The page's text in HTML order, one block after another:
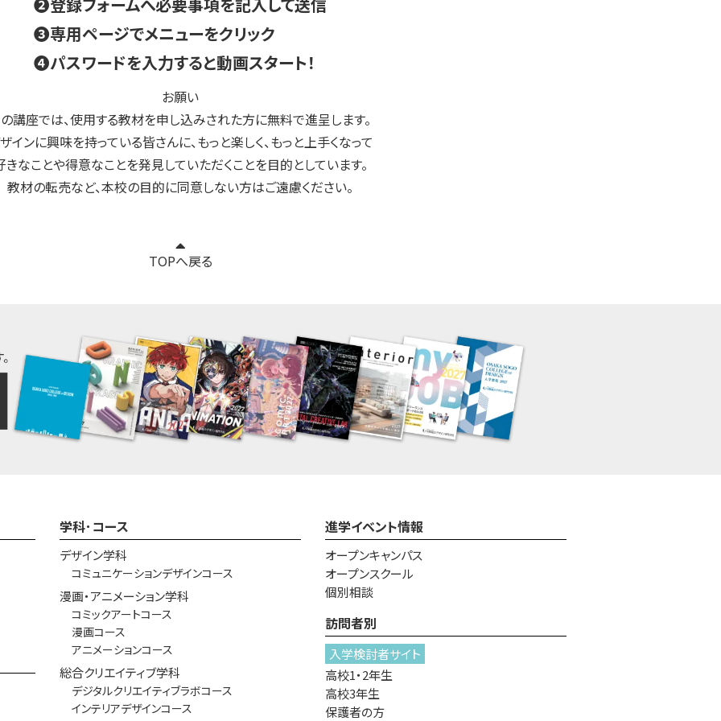
❸専用ページでメニューをクリック
❹パスワードを入力すると動画スタート！
お願い
講座では、使用する教材を申し込みされた方に無料で進呈します。
インに興味を持っている皆さんに、もっと楽しく、もっと上手くなって
きなことや得意なことを発見していただくことを目的としています。
教材の転売など、本校の目的に同意しない方はご遠慮ください。
TOPへ戻る
学科･コース
デザイン学科
コミュニケーションデザインコース
漫画・アニメーション学科
コミックアートコース
漫画コース
アニメーションコース
総合クリエイティブ学科
デジタルクリエイティブラボコース
インテリアデザインコース
進学イベント情報
オープンキャンパス
オープンスクール
個別相談
訪問者別
入学検討者サイト
高校1・2年生
高校3年生
保護者の方